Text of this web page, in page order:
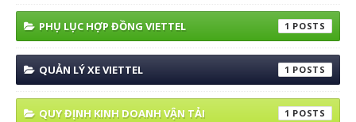
PHỤ LỤC HỢP ĐỒNG VIETTEL 1
QUẢN LÝ XE VIETTEL 1
QUY ĐỊNH KINH DOANH VẬN TẢI 1